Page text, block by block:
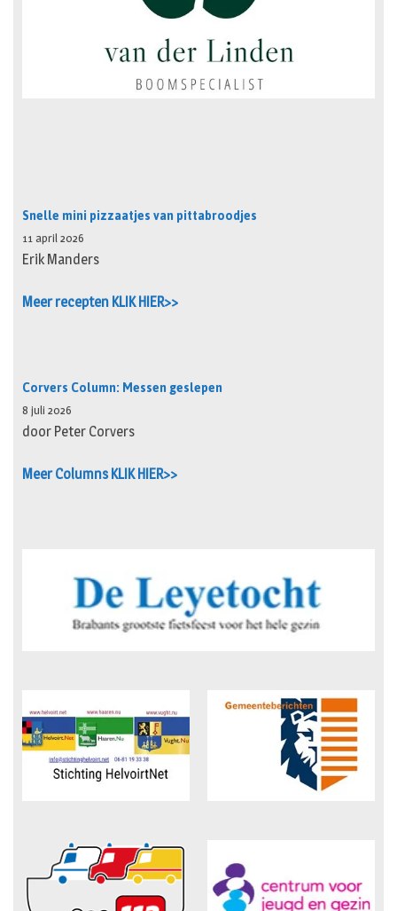
Snelle mini pizzaatjes van pittabroodjes
11 april 2026
Erik Manders
Meer recepten KLIK HIER>>
Corvers Column: Messen geslepen
8 juli 2026
door Peter Corvers
Meer Columns KLIK HIER>>